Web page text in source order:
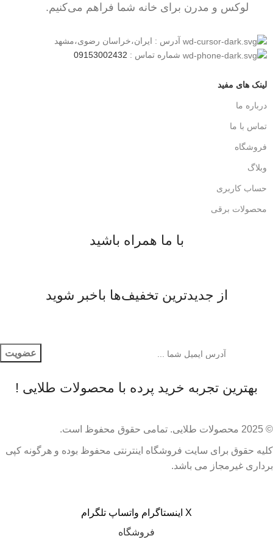
لوکس و مدرن برای خانه شما فراهم می‌کنیم.
آدرس : ایران،خراسان رضوی،مشهد
شماره تماس : 09153002432
لینک های مفید
درباره ما
تماس با ما
فروشگاه
وبلاگ
حساب کاربری
محصولات برقی
با ما همراه باشید
از جدیدترین تخفیف‌ها باخبر شوید
بهترین تجربه خرید پرده با محصولات طلایی !
© 2025 محصولات طلایی. تمامی حقوق محفوظ است.​
کلیه حقوق برای سایت فروشگاه اینترنتی محفوظ بوده و هرگونه کپی
برداری غیرمجاز می باشد.
X اینستاگرام واتساپ تلگرام
فروشگاه